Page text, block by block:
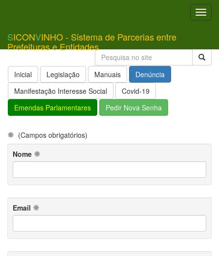
SICONVINHO - Sistema de Parcerias entre
Prefeituras e Entidades
Inicial Legislação Manuais
Denúncia
Manifestação Interesse Social
Covid-19
Emendas Parlamentares
Pedir Nova Senha
(Campos obrigatórios)
Nome
Email